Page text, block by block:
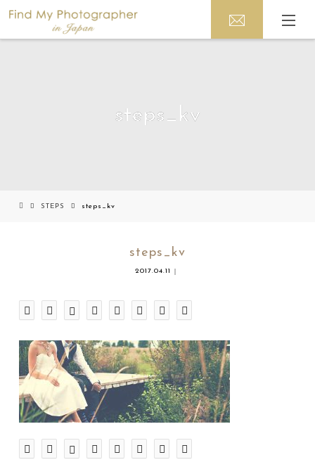
steps_kv
STEPS steps_kv
steps_kv
2017.04.11